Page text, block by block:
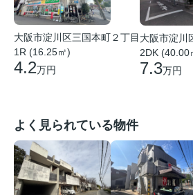
大阪市淀川区三国本町２丁目
1R (16.25㎡)
4.2万円
大阪市淀川
2DK (40.00
7.3万円
よく見られている物件